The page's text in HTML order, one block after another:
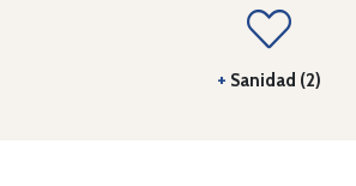
+ Sanidad (2)